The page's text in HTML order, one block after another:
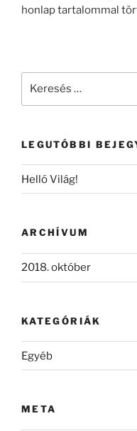
honlap tartalommal
LEGUTÓBBI
Helló Világ!
ARCHÍVUM
2018. október
KATEGÓRIÁK
Egyéb
META